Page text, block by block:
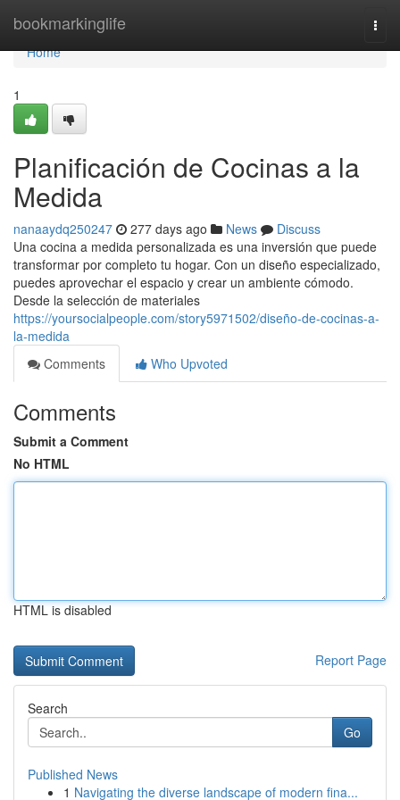
bookmarkinglife
Home
Home
1
Planificación de Cocinas a la
Medida
nanaaydq250247 277 days ago News
Discuss
Una cocina a medida personalizada es una inversión que puede
transformar por completo tu hogar. Con un diseño especializado,
puedes aprovechar el espacio y crear un ambiente cómodo.
Desde la selección de materiales
https://yoursocialpeople.com/story5971502/diseño-de-cocinas-a-
la-medida
Comments
Who Upvoted
Comments
Submit a Comment
No HTML
HTML is disabled
Report Page
Search
Go
Published News
1 Navigating the diverse landscape of modern fina...